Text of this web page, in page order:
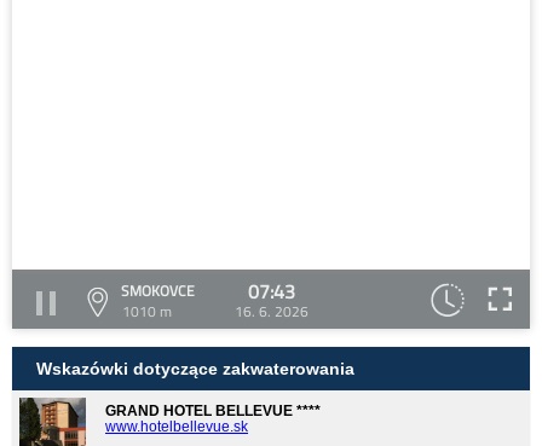
SMOKOVCE
1010 m
07:43
16. 6. 2026
Wskazówki dotyczące zakwaterowania
GRAND HOTEL BELLEVUE ****
www.hotelbellevue.sk